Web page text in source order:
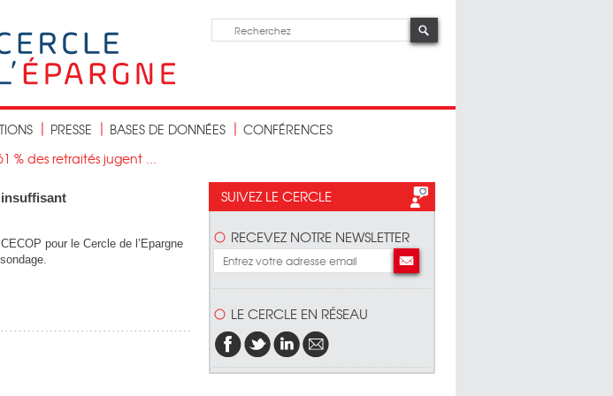
PRESSE BASES DE DONNÉES
CONFÉRENCES
% des retraités jugent ...
insuffisant
pour le Cercle de l’Epargne
SUIVEZ LE CERCLE
RECEVEZ NOTRE NEWSLETTER
LE CERCLE EN RÉSEAU